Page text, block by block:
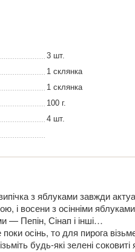
3 шт.
1 склянка
1 склянка
100 г.
4 шт.
з яблуками завжди
і восени з осінніми
— Пепін, Сінап і інші…
осінь, то для пирога
будь-які зелені соковиті